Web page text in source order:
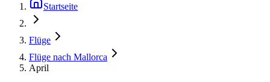
Startseite
Flüge
Flüge nach Mallorca
April